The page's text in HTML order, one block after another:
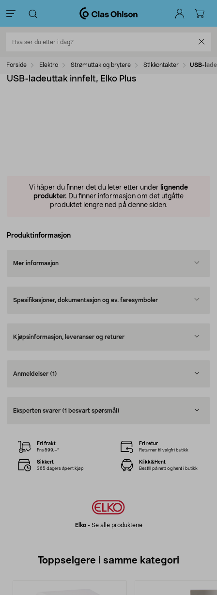
Forside Elektro Strømuttak og brytere Stikkontakter USB-
USB-ladeuttak innfelt, Elko Plus
Vi håper du finner det du leter etter under lignende
produkter. Du finner informasjon om det utgåtte
produktet lengre ned på denne siden.
Produktinformasjon
Mer informasjon
Spesifikasjoner, dokumentasjon og ev. faresymboler
Kjøpsinformasjon, leveranser og returer
Anmeldelser (1)
Eksperten svarer (1 besvart spørsmål)
Elko- Se alle produktene
Fri frakt
Fra 599,–*
Fri retur
Returner til valgfri butikk
Sikkert
365 dagers åpent kjøp
Klikk&Hent
Bestill på nett og hent i butikk
Toppselgere i samme kategori